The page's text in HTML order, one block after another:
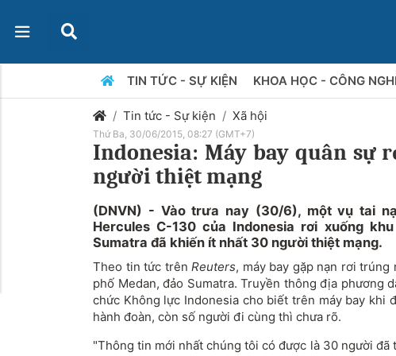
TIN TỨC - SỰ KIỆN KHOA HỌC - CÔNG
Tin tức - Sự kiện Xã hội
Thứ Ba, 30/06/2015, 08:27 (GMT+7)
Indonesia: Máy bay quân sự
người thiệt mạng
(DNVN) - Vào trưa nay (30/6), một vụ tai
Hercules C-130 của Indonesia rơi xuống
Sumatra đã khiến ít nhất 30 người thiệt mạng.
Theo tin tức trênReuters, máy bay gặp nạn rơi trúng
phố Medan, đảo Sumatra. Truyền thông địa phương
chức Không lực Indonesia cho biết trên máy bay khi
hành đoàn, còn số người đi cùng thì chưa rõ.
"Thông tin mới nhất chúng tôi có được là 30 người đã